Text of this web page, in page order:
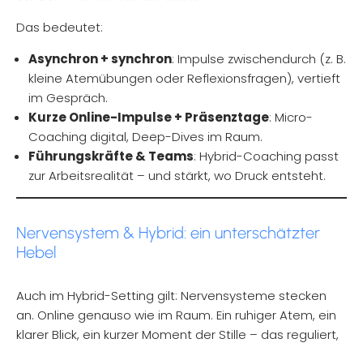
Das bedeutet:
Asynchron + synchron: Impulse zwischendurch (z. B.
kleine Atemübungen oder Reflexionsfragen), vertieft
im Gespräch.
Kurze Online-Impulse + Präsenztage: Micro-
Coaching digital, Deep-Dives im Raum.
Führungskräfte & Teams: Hybrid-Coaching passt
zur Arbeitsrealität – und stärkt, wo Druck entsteht.
Nervensystem & Hybrid: ein unterschätzter
Hebel
Auch im Hybrid-Setting gilt: Nervensysteme stecken
an. Online genauso wie im Raum. Ein ruhiger Atem, ein
klarer Blick, ein kurzer Moment der Stille – das reguliert,